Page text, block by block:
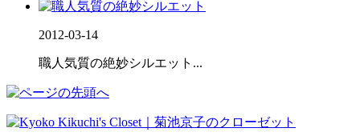
2012-03-14
職人気質の絶妙シルエット...